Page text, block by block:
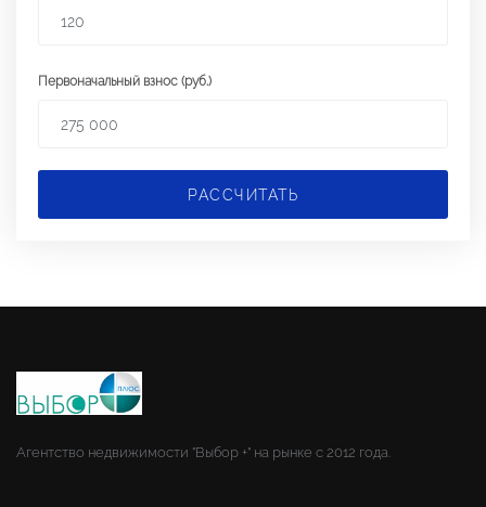
Первоначальный взнос (руб.)
РАССЧИТАТЬ
Агентство недвижимости "Выбор +" на рынке с 2012 года.